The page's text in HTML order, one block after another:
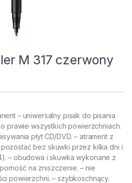
M 317 czerwony
– uniwersalny pisak do pisania
prawie wszystkich powierzchniach.
płyt CD/DVD. – atrament z
pozostać bez skuwki przez kilka dni i
– obudowa i skuwka wykonane z
na zniszczenie. – nie
powierzchni. – szybkoschnący.